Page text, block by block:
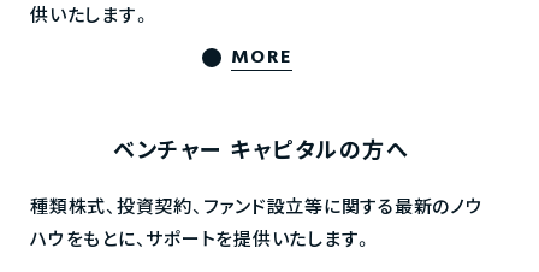
供いたします。
MORE
ベンチャー キャピタルの方へ
種類株式、投資契約、ファンド設立等に関する最新のノウ
ハウをもとに、サポートを提供いたします。